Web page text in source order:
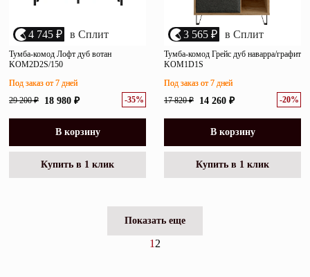
4 745 ₽ в Сплит
Тумба-комод Лофт дуб вотан
KOM2D2S/150
29 200 ₽ 18 980 ₽ -35%
Под заказ от 7 дней
В корзину
Купить в 1 клик
3 565 ₽ в Сплит
Тумба-комод Грейс дуб наварра/графит
KOM1D1S
17 820 ₽ 14 260 ₽ -20%
Под заказ от 7 дней
В корзину
Купить в 1 клик
Показать еще
1 2